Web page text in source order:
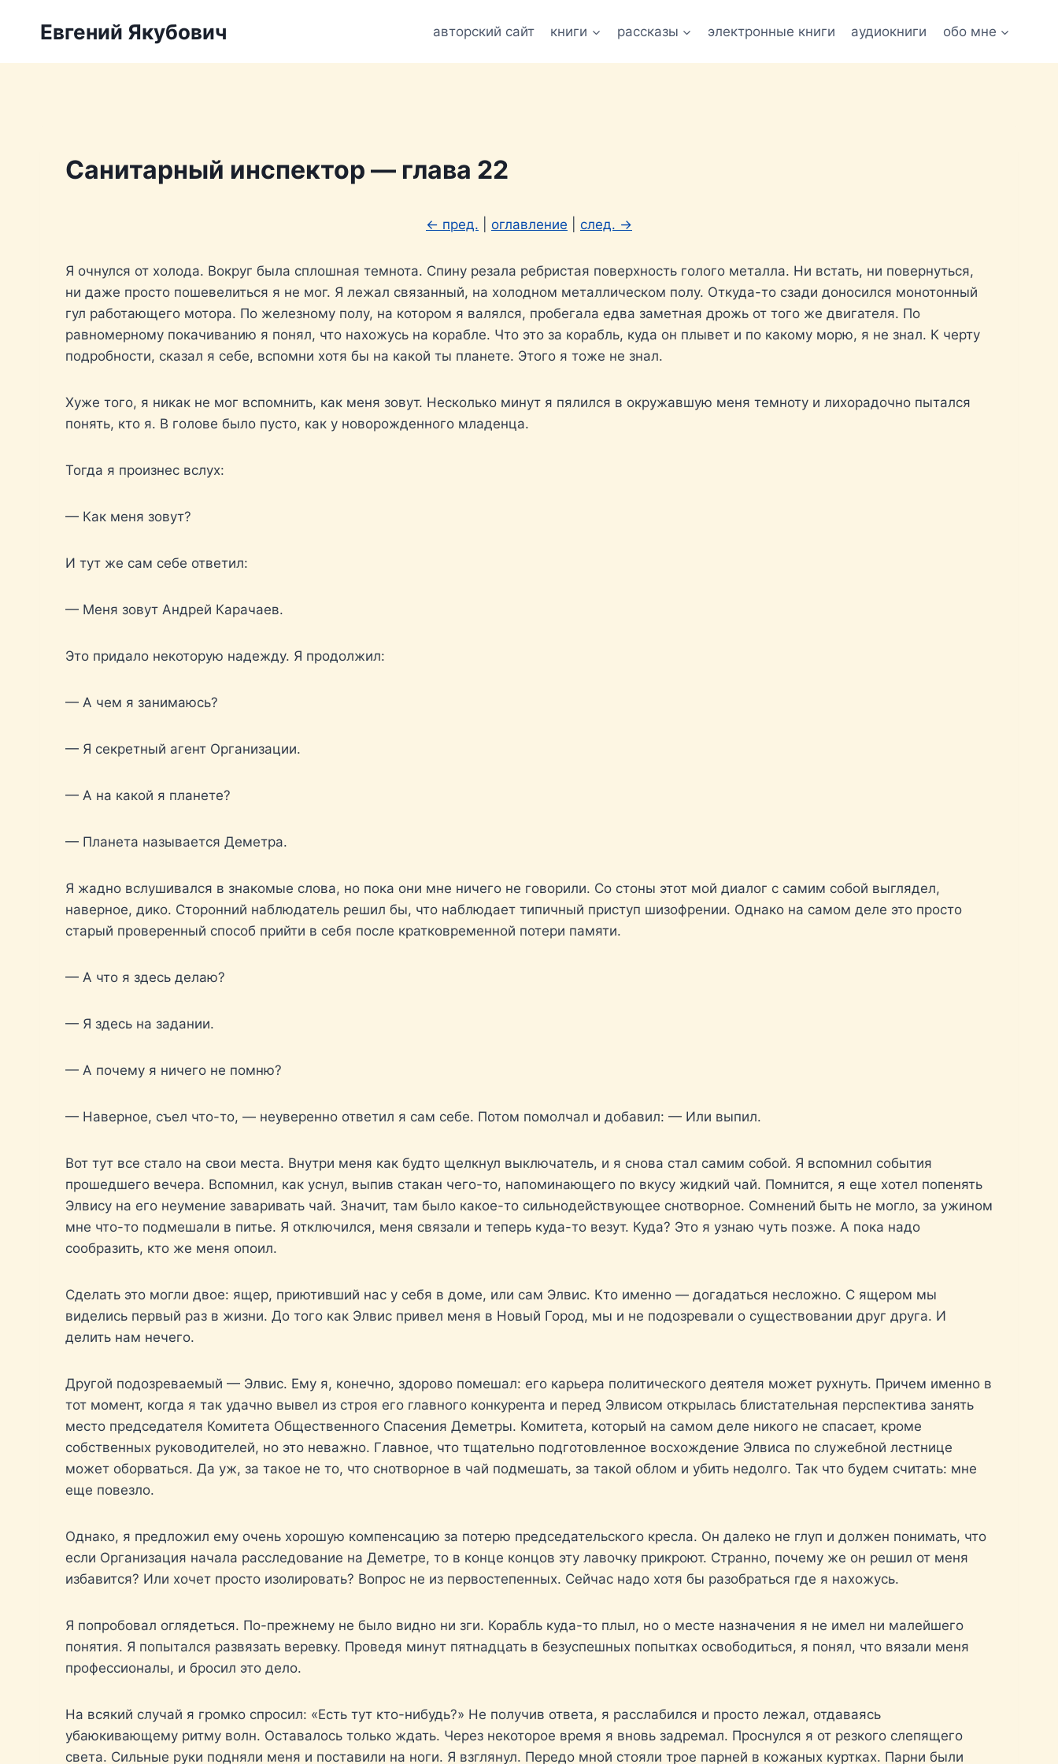
Евгений Якубович авторский сайт книги рассказы электронные книги аудиокниги обо мне
Санитарный инспектор — глава 22
← пред. оглавление след. →
Я очнулся от холода. Вокруг была сплошная темнота. Спину резала ребристая поверхность голого металла. Ни встать, ни повернуться,
ни даже просто пошевелиться я не мог. Я лежал связанный, на холодном металлическом полу. Откуда-то сзади доносился монотонный
гул работающего мотора. По железному полу, на котором я валялся, пробегала едва заметная дрожь от того же двигателя. По
равномерному покачиванию я понял, что нахожусь на корабле. Что это за корабль, куда он плывет и по какому морю, я не знал. К черту
подробности, сказал я себе, вспомни хотя бы на какой ты планете. Этого я тоже не знал.
Хуже того, я никак не мог вспомнить, как меня зовут. Несколько минут я пялился в окружавшую меня темноту и лихорадочно пытался
понять, кто я. В голове было пусто, как у новорожденного младенца.
Тогда я произнес вслух:
— Как меня зовут?
И тут же сам себе ответил:
— Меня зовут Андрей Карачаев.
Это придало некоторую надежду. Я продолжил:
— А чем я занимаюсь?
— Я секретный агент Организации.
— А на какой я планете?
— Планета называется Деметра.
Я жадно вслушивался в знакомые слова, но пока они мне ничего не говорили. Со стоны этот мой диалог с самим собой выглядел,
наверное, дико. Сторонний наблюдатель решил бы, что наблюдает типичный приступ шизофрении. Однако на самом деле это просто
старый проверенный способ прийти в себя после кратковременной потери памяти.
— А что я здесь делаю?
— Я здесь на задании.
— А почему я ничего не помню?
— Наверное, съел что-то, — неуверенно ответил я сам себе. Потом помолчал и добавил: — Или выпил.
Вот тут все стало на свои места. Внутри меня как будто щелкнул выключатель, и я снова стал самим собой. Я вспомнил события
прошедшего вечера. Вспомнил, как уснул, выпив стакан чего-то, напоминающего по вкусу жидкий чай. Помнится, я еще хотел попенять
Элвису на его неумение заваривать чай. Значит, там было какое-то сильнодействующее снотворное. Сомнений быть не могло, за ужином
мне что-то подмешали в питье. Я отключился, меня связали и теперь куда-то везут. Куда? Это я узнаю чуть позже. А пока надо
сообразить, кто же меня опоил.
Сделать это могли двое: ящер, приютивший нас у себя в доме, или сам Элвис. Кто именно — догадаться несложно. С ящером мы
виделись первый раз в жизни. До того как Элвис привел меня в Новый Город, мы и не подозревали о существовании друг друга. И
делить нам нечего.
Другой подозреваемый — Элвис. Ему я, конечно, здорово помешал: его карьера политического деятеля может рухнуть. Причем именно в
тот момент, когда я так удачно вывел из строя его главного конкурента и перед Элвисом открылась блистательная перспектива занять
место председателя Комитета Общественного Спасения Деметры. Комитета, который на самом деле никого не спасает, кроме
собственных руководителей, но это неважно. Главное, что тщательно подготовленное восхождение Элвиса по служебной лестнице
может оборваться. Да уж, за такое не то, что снотворное в чай подмешать, за такой облом и убить недолго. Так что будем считать: мне
еще повезло.
Однако, я предложил ему очень хорошую компенсацию за потерю председательского кресла. Он далеко не глуп и должен понимать, что
если Организация начала расследование на Деметре, то в конце концов эту лавочку прикроют. Странно, почему же он решил от меня
избавится? Или хочет просто изолировать? Вопрос не из первостепенных. Сейчас надо хотя бы разобраться где я нахожусь.
Я попробовал оглядеться. По-прежнему не было видно ни зги. Корабль куда-то плыл, но о месте назначения я не имел ни малейшего
понятия. Я попытался развязать веревку. Проведя минут пятнадцать в безуспешных попытках освободиться, я понял, что вязали меня
профессионалы, и бросил это дело.
На всякий случай я громко спросил: «Есть тут кто-нибудь?» Не получив ответа, я расслабился и просто лежал, отдаваясь
убаюкивающему ритму волн. Оставалось только ждать. Через некоторое время я вновь задремал. Проснулся я от резкого слепящего
света. Сильные руки подняли меня и поставили на ноги. Я взглянул. Передо мной стояли трое парней в кожаных куртках. Парни были